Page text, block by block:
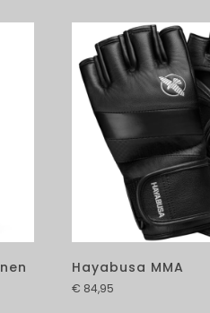
Hayabusa MMA
€ 84,95